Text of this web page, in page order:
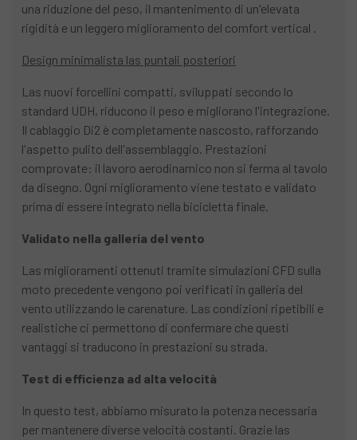
una riduzione del peso, il mantenimento di un'elevata
rigidità e un leggero miglioramento del comfort vertical .
Design minimalista las puntali posteriori
Las nuovi forcellini compatti, sviluppati secondo lo
standard UDH, riducono il peso e migliorano l'integrazione.
Il cablaggio Di2 è completamente nascosto, rafforzando
l'aspetto pulito dell'assemblaggio. Prestazioni
comprovate: il lavoro aerodinamico non si ferma al tavolo
da disegno. Ogni miglioramento viene testato e validato
prima di essere integrato nella bicicletta finale.
Validato nella galleria del vento
Las miglioramenti ottenuti tramite simulazioni CFD sulla
moto precedente vengono poi verificati in galleria del
vento utilizzando le carenature. Las condizioni ripetibili e
realistiche ci permettono di confermare che questi
vantaggi si traducono in prestazioni su strada.
Test di efficienza ad alta velocità
In questo test, abbiamo misurato la potenza necessaria
per mantenere diverse velocità costanti. Grazie las